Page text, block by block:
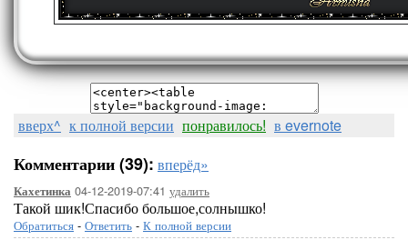
вверх^ к полной версии понравилось! в evernote
Комментарии (39): вперёд»
Кахетинка 04-12-2019-07:41 удалить
Такой шик!Спасибо большое,солнышко!
Обратиться - Ответить - К полной версии